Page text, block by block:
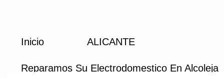
Inicio ALICANTE
Reparamos Su Electrodomestico En Alcoleja